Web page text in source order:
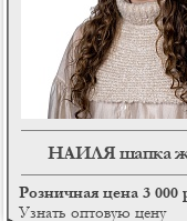
НАИЛЯ шапка
Розничная цена 3 000
Узнать оптовую цену